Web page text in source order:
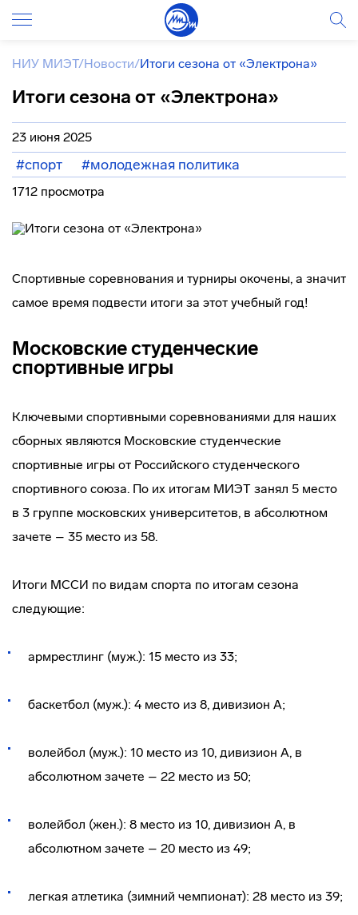
НИУ МИЭТ/Новости/Итоги сезона от «Электрона»
Итоги сезона от «Электрона»
23 июня 2025
#спорт #молодежная политика
1712 просмотра
Спортивные соревнования и турниры окочены, а значит
самое время подвести итоги за этот учебный год!
Московские студенческие
спортивные игры
Ключевыми спортивными соревнованиями для наших
сборных являются Московские студенческие
спортивные игры от Российского студенческого
спортивного союза. По их итогам МИЭТ занял 5 место
в 3 группе московских университетов, в абсолютном
зачете – 35 место из 58.
Итоги МССИ по видам спорта по итогам сезона
следующие:
армрестлинг (муж.): 15 место из 33;
баскетбол (муж.): 4 место из 8, дивизион А;
волейбол (муж.): 10 место из 10, дивизион А, в
абсолютном зачете – 22 место из 50;
волейбол (жен.): 8 место из 10, дивизион А, в
абсолютном зачете – 20 место из 49;
легкая атлетика (зимний чемпионат): 28 место из 39;